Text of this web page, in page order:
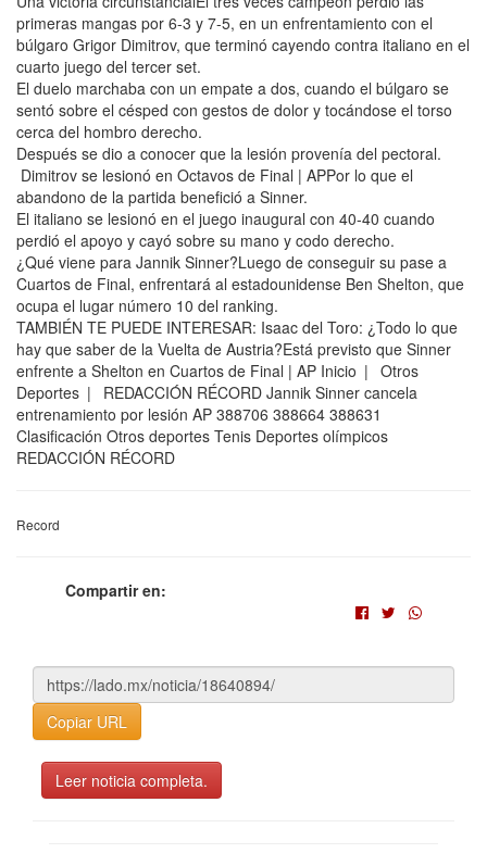
primeras mangas por 6-3 y 7-5, en un enfrentamiento con el
búlgaro Grigor Dimitrov, que terminó cayendo contra italiano en el
cuarto juego del tercer set.
El duelo marchaba con un empate a dos, cuando el búlgaro se
sentó sobre el césped con gestos de dolor y tocándose el torso
cerca del hombro derecho.
Después se dio a conocer que la lesión provenía del pectoral.
Dimitrov se lesionó en Octavos de Final | APPor lo que el
abandono de la partida benefició a Sinner.
El italiano se lesionó en el juego inaugural con 40-40 cuando
perdió el apoyo y cayó sobre su mano y codo derecho.
¿Qué viene para Jannik Sinner?Luego de conseguir su pase a
Cuartos de Final, enfrentará al estadounidense Ben Shelton, que
ocupa el lugar número 10 del ranking.
TAMBIÉN TE PUEDE INTERESAR: Isaac del Toro: ¿Todo lo que
hay que saber de la Vuelta de Austria?Está previsto que Sinner
enfrente a Shelton en Cuartos de Final | AP Inicio | Otros
Deportes | REDACCIÓN RÉCORD Jannik Sinner cancela
entrenamiento por lesión AP 388706 388664 388631
Clasificación Otros deportes Tenis Deportes olímpicos
REDACCIÓN RÉCORD
Record
Compartir en:
Copiar URL
Leer noticia completa.